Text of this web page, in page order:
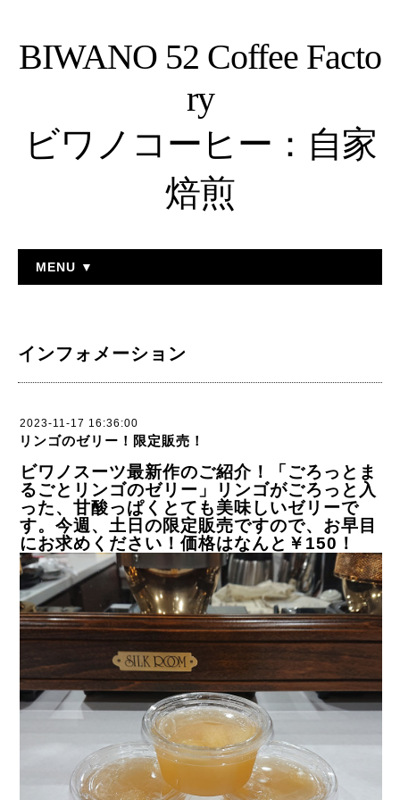
BIWANO 52 Coffee Facto
ry
ビワノコーヒー：自家
焙煎
MENU ▼
インフォメーション
2023-11-17 16:36:00
リンゴのゼリー！限定販売！
ビワノスーツ最新作のご紹介！「ごろっとま
るごとリンゴのゼリー」リンゴがごろっと入
った、甘酸っぱくとても美味しいゼリーで
す。今週、土日の限定販売ですので、お早目
にお求めください！価格はなんと￥150！